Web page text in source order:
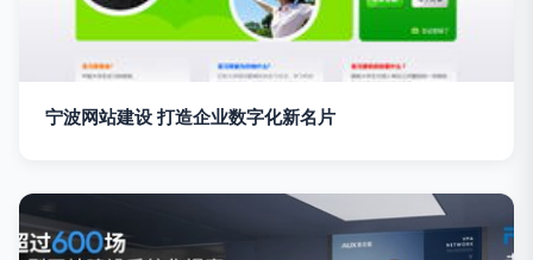
宁波网站建设 打造企业数字化新名片